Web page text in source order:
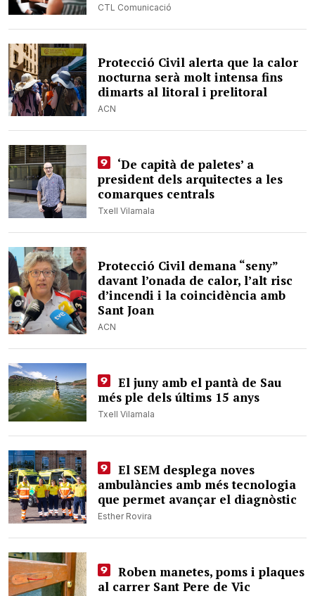
CTL Comunicació
Protecció Civil alerta que la calor
nocturna serà molt intensa fins
dimarts al litoral i prelitoral
ACN
‘De capità de paletes’ a
president dels arquitectes a les
comarques centrals
Txell Vilamala
Protecció Civil demana “seny”
davant l’onada de calor, l’alt risc
d’incendi i la coincidència amb
Sant Joan
ACN
El juny amb el pantà de Sau
més ple dels últims 15 anys
Txell Vilamala
El SEM desplega noves
ambulàncies amb més tecnologia
que permet avançar el diagnòstic
Esther Rovira
Roben manetes, poms i plaques
al carrer Sant Pere de Vic